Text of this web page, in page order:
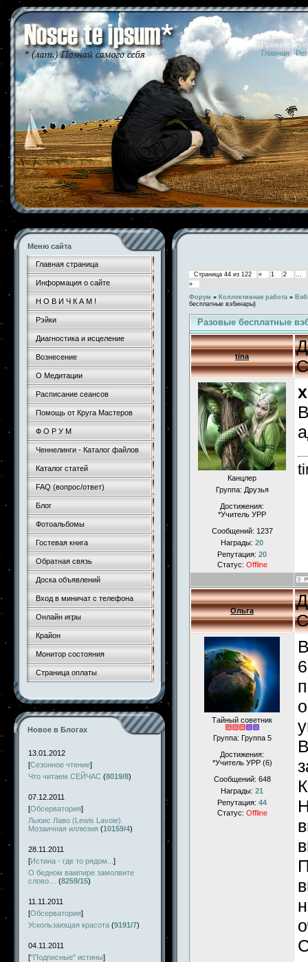
10.08.2026
Главная |
Меню сайта
Главная страница
Информация о сайте
Н О В И Ч К А М !
Рэйки
Диагностика и исцеление
Вознесение
О Медитации
Расписание сеансов
Помощь от Круга Мастеров
Ф О Р У М
Ченнелинги - Каталог файлов
Каталог статей
FAQ (вопрос/ответ)
Блог
Фотоальбомы
Гостевая книга
Обратная связь
Доска объявлений
Вход в миничат с телефона
Онлайн игры
Крайон
Монитор состояния
Страница оплаты
Новое в Блогах
13.01.2012
[Сезонное чтение]
Что читаем СЕЙЧАС (8019/8)
07.12.2011
[Обсерватория]
Льюис Лаво (Lewis Lavoie).
Мозаичная иллюзия (10159/4)
28.11.2011
[Истина - где то рядом... ]
О бедном вампире замолвите
слово…
(8259/15)
11.11.2011
[Обсерватория]
Ускользающая красота (9191/7)
04.11.2011
["Подписные" истины]
Страница 44 из 122 « 1 2
…
»
Форум » Коллективная работа »
бесплатные вэбинары)
Разовые бесплатные
tina
Канцлер
Группа: Друзья
Достижения:
*Учитель УРР
Сообщений: 1237
Награды: 20
Репутация: 20
Статус: Offline
Ольга
Тайный советник
Группа: Группа 5
Достижения:
*Учитель УРР (6)
Сообщений: 648
Награды: 21
Репутация: 44
Статус: Offline